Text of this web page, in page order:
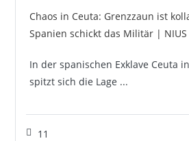
Chaos in Ceuta: Grenzzaun ist
Spanien schickt das Militär | NIUS
In der spanischen Exklave Ceuta
spitzt sich die Lage ...
11